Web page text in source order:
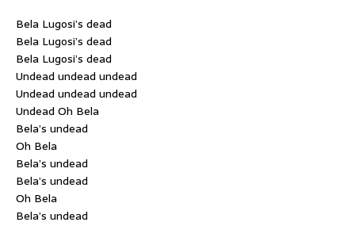
Bela Lugosi’s dead
Bela Lugosi’s dead
Bela Lugosi’s dead
Undead undead undead
Undead undead undead
Undead Oh Bela
Bela’s undead
Oh Bela
Bela’s undead
Bela’s undead
Oh Bela
Bela’s undead